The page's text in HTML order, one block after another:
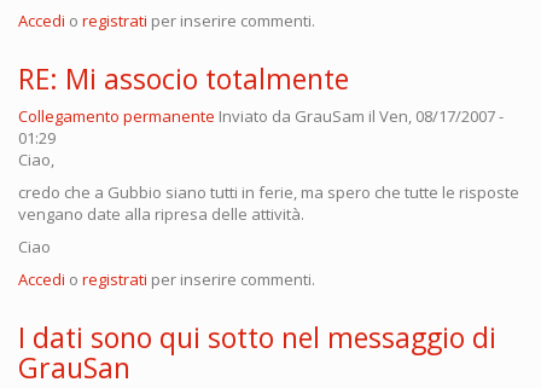
Accedi o registrati per inserire commenti.
RE: Mi associo totalmente
Collegamento permanente Inviato da GrauSam il Ven, 08/17/2007 -
01:29
Ciao,
credo che a Gubbio siano tutti in ferie, ma spero che tutte le risposte
vengano date alla ripresa delle attività.
Ciao
Accedi o registrati per inserire commenti.
I dati sono qui sotto nel messaggio di
GrauSan